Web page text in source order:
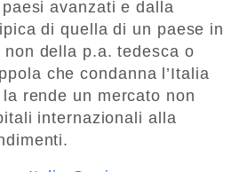
avanzati e dalla
di quella di un paese in
della p.a. tedesca o
che condanna l’Italia
rende un mercato non
internazionali alla